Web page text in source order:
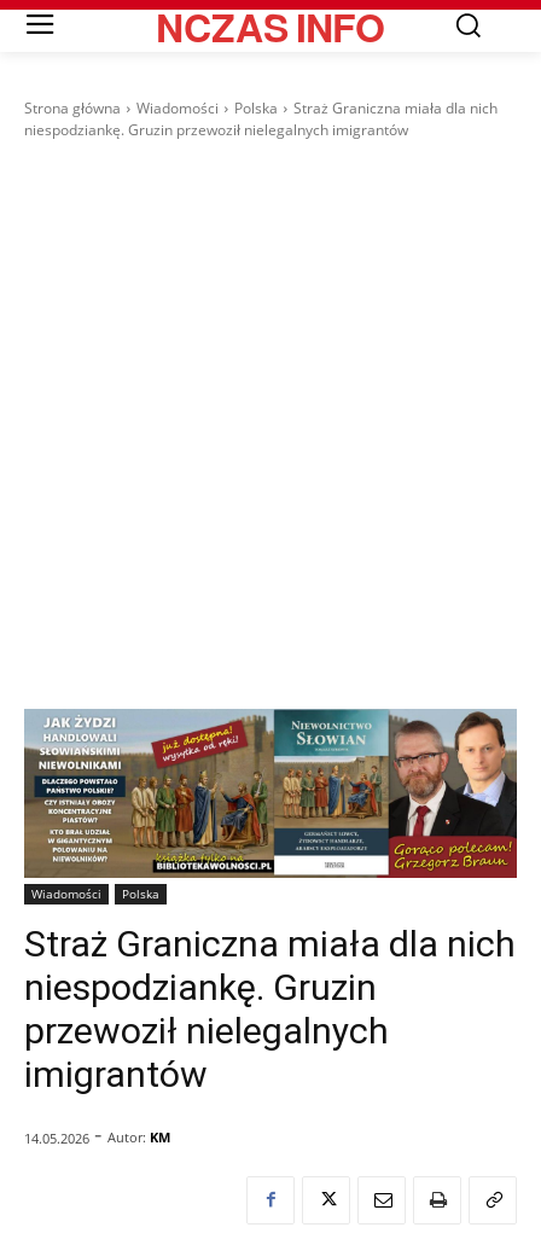
NCZASINFO
Strona główna Wiadomości Polska
Straż Graniczna miała dla nich
niespodziankę. Gruzin przewoził nielegalnych imigrantów
Wiadomości Polska
Straż Graniczna miała dla nich
niespodziankę. Gruzin
przewoził nielegalnych
imigrantów
14.05.2026 - Autor: KM